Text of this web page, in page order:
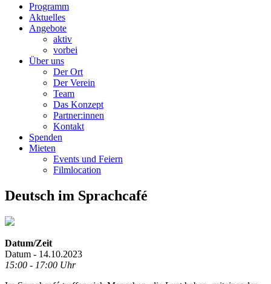
Programm
Aktuelles
Angebote
aktiv
vorbei
Über uns
Der Ort
Der Verein
Team
Das Konzept
Partner:innen
Kontakt
Spenden
Mieten
Events und Feiern
Filmlocation
Deutsch im Sprachcafé
Datum/Zeit
Datum - 14.10.2023
15:00 - 17:00 Uhr